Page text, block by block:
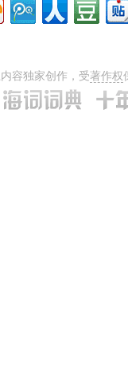
内容独家创作，受著作权